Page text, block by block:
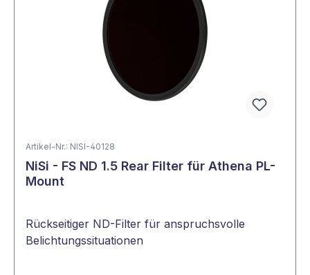
Artikel-Nr.: NISI-40128
NiSi - FS ND 1.5 Rear Filter für Athena PL-
Mount
Rückseitiger ND-Filter für anspruchsvolle
Belichtungssituationen